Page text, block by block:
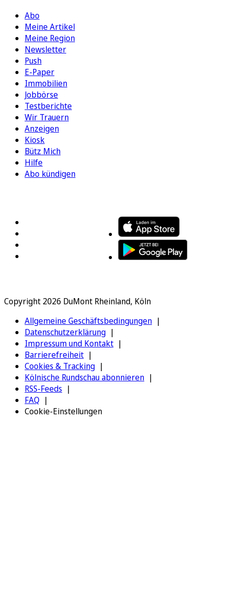
Abo
Meine Artikel
Meine Region
Newsletter
Push
E-Paper
Immobilien
Jobbörse
Testberichte
Wir Trauern
Anzeigen
Kiosk
Bütz Mich
Hilfe
Abo kündigen
Copyright 2026 DuMont Rheinland, Köln
Allgemeine Geschäftsbedingungen
Datenschutzerklärung
Impressum und Kontakt
Barrierefreiheit
Cookies & Tracking
Kölnische Rundschau abonnieren
RSS-Feeds
FAQ
Cookie-Einstellungen